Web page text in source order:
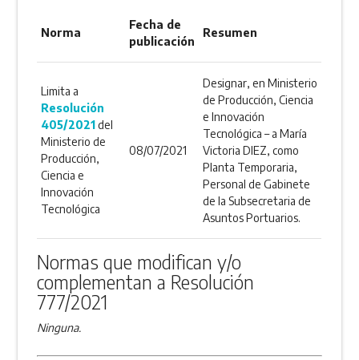
Norma
Fecha de
publicación
Resumen
Limita a
Resolución
405/2021del
Ministerio de
Producción,
Ciencia e
Innovación
Tecnológica
08/07/2021
Designar, en Ministerio
de Producción, Ciencia
e Innovación
Tecnológica – a María
Victoria DIEZ, como
Planta Temporaria,
Personal de Gabinete
de la Subsecretaria de
Asuntos Portuarios.
Normas que modifican y/o
complementan a Resolución
777/2021
Ninguna.